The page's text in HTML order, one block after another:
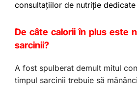
consultațiilor de nutriție
De câte calorii în plus este
sarcinii?
A fost spulberat demult mitul
timpul sarcinii trebuie să